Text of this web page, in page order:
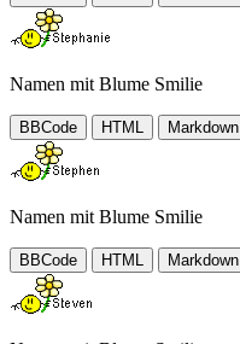
Namen mit Blume Smilie
BBCode HTML Markdown
Namen mit Blume Smilie
BBCode HTML Markdown